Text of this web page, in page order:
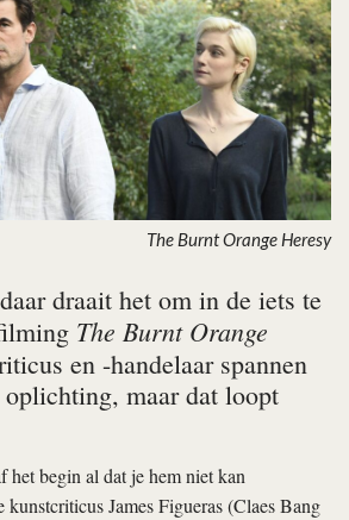
The Burnt Orange Heresy
draait het om in de iets te
The Burnt Orange
en -handelaar spannen
oplichting, maar dat loopt
begin al dat je hem niet kan
James Figueras (Claes Bang